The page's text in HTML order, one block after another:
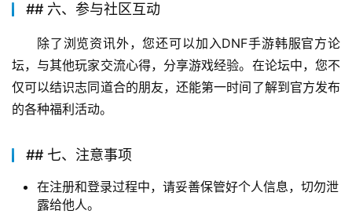
## 六、参与社区互动
除了浏览资讯外，您还可以加入DNF手游韩服官方论
坛，与其他玩家交流心得，分享游戏经验。在论坛中，您不
仅可以结识志同道合的朋友，还能第一时间了解到官方发布
的各种福利活动。
## 七、注意事项
在注册和登录过程中，请妥善保管好个人信息，切勿泄
露给他人。